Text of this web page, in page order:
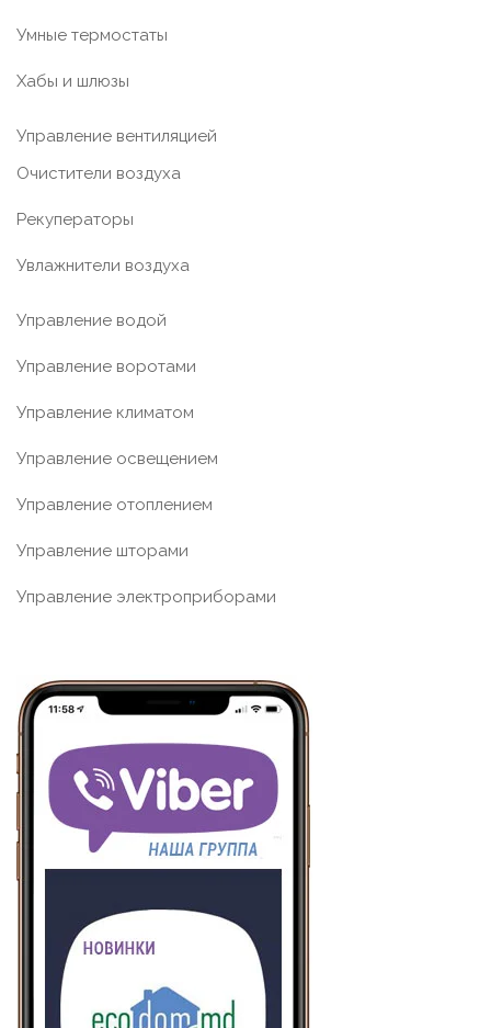
Умные термостаты
Хабы и шлюзы
Управление вентиляцией
Очистители воздуха
Рекуператоры
Увлажнители воздуха
Управление водой
Управление воротами
Управление климатом
Управление освещением
Управление отоплением
Управление шторами
Управление электроприборами